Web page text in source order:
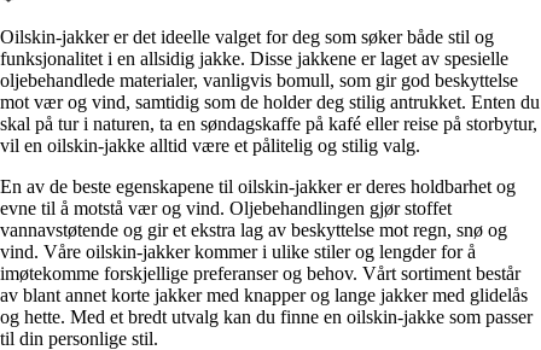
Reise
Informasjon
Tilbehør
Tips og triks
Lukk
Klær
Reise
Informasjon
Tilbehør
Tips og triks
Målsøm
Lukk
Oilskin-jakker er det ideelle valget for deg som søker både stil og
funksjonalitet i en allsidig jakke. Disse jakkene er laget av spesielle
oljebehandlede materialer, vanligvis bomull, som gir god beskyttelse
mot vær og vind, samtidig som de holder deg stilig antrukket. Enten du
skal på tur i naturen, ta en søndagskaffe på kafé eller reise på storbytur,
vil en oilskin-jakke alltid være et pålitelig og stilig valg.
En av de beste egenskapene til oilskin-jakker er deres holdbarhet og
evne til å motstå vær og vind. Oljebehandlingen gjør stoffet
vannavstøtende og gir et ekstra lag av beskyttelse mot regn, snø og
vind. Våre oilskin-jakker kommer i ulike stiler og lengder for å
imøtekomme forskjellige preferanser og behov. Vårt sortiment består
av blant annet korte jakker med knapper og lange jakker med glidelås
og hette. Med et bredt utvalg kan du finne en oilskin-jakke som passer
til din personlige stil.